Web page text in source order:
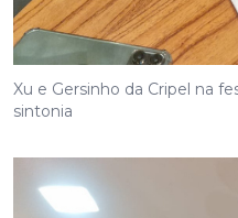
Xu e Gersinho da Cripel na
sintonia